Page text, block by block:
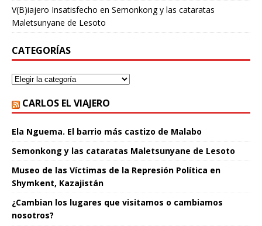
V(B)iajero Insatisfecho en Semonkong y las cataratas
Maletsunyane de Lesoto
CATEGORÍAS
CARLOS EL VIAJERO
Ela Nguema. El barrio más castizo de Malabo
Semonkong y las cataratas Maletsunyane de Lesoto
Museo de las Víctimas de la Represión Política en
Shymkent, Kazajistán
¿Cambian los lugares que visitamos o cambiamos
nosotros?